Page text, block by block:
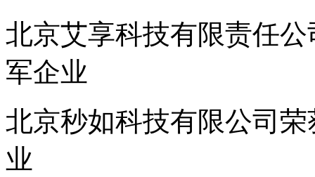
北京艾享科技有限责任
军企业
北京秒如科技有限公司
业